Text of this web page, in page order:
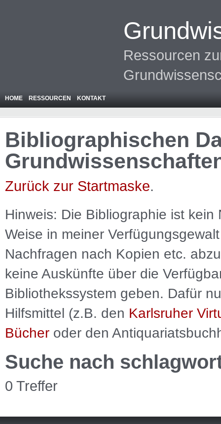
Ressourcen
HOME RESSOURCEN KONTAKT
Bibliographischen
Zurück zur Startmaske.
Hinweis: Die Bibliographie ist kein
Weise in meiner
Nachfragen nach Kopien etc.
keine Auskünfte über die
Bibliothekssystem geben. Dafür
Hilfsmittel (z.B. den Karlsruher
Bücher oder den
Suche nach
0 Treffer